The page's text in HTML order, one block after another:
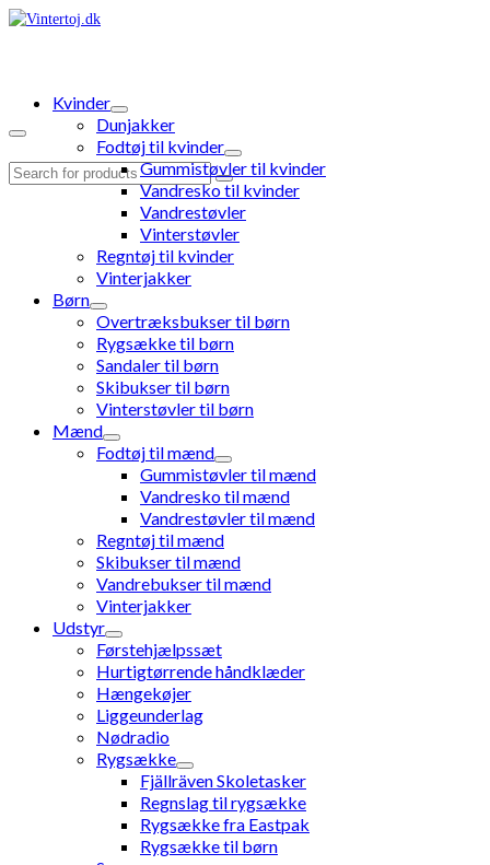
Search
Kvinder
Dunjakker
Fodtøj til kvinder
Gummistøvler til kvinder
Vandresko til kvinder
Vandrestøvler
Vinterstøvler
Regntøj til kvinder
Vinterjakker
Børn
Overtræksbukser til børn
Rygsække til børn
Sandaler til børn
Skibukser til børn
Vinterstøvler til børn
Mænd
Fodtøj til mænd
Gummistøvler til mænd
Vandresko til mænd
Vandrestøvler til mænd
Regntøj til mænd
Skibukser til mænd
Vandrebukser til mænd
Vinterjakker
Udstyr
Førstehjælpssæt
Hurtigtørrende håndklæder
Hængekøjer
Liggeunderlag
Nødradio
Rygsække
Fjällräven Skoletasker
Regnslag til rygsække
Rygsække fra Eastpak
Rygsække til børn